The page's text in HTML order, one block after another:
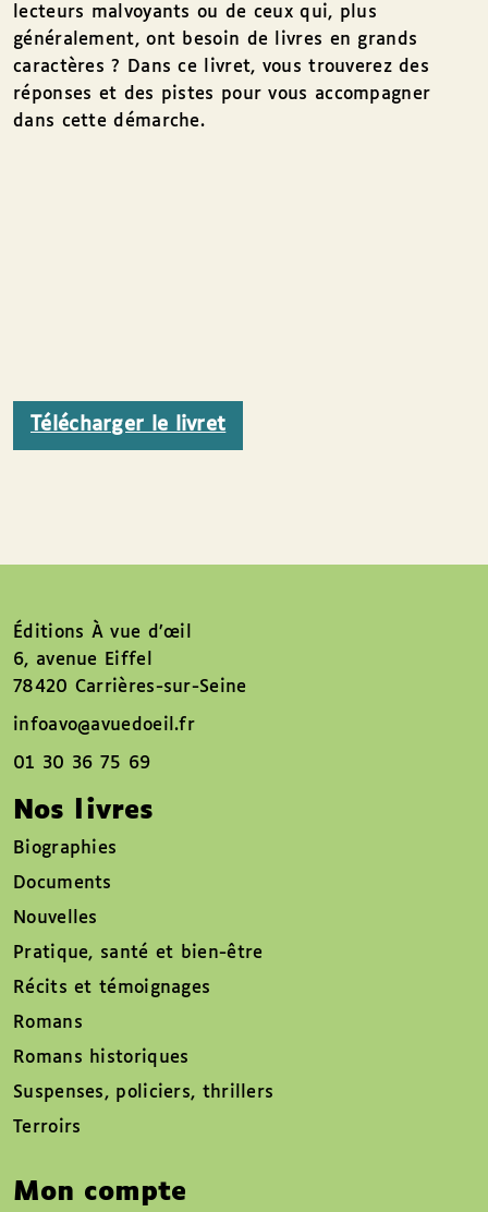
lecteurs malvoyants ou de ceux qui, plus
généralement, ont besoin de livres en grands
caractères ? Dans ce livret, vous trouverez des
réponses et des pistes pour vous accompagner
dans cette démarche.
Télécharger le livret
Éditions À vue d’œil
6, avenue Eiffel
78420 Carrières-sur-Seine
infoavo@avuedoeil.fr
01 30 36 75 69
Nos livres
Biographies
Documents
Nouvelles
Pratique, santé et bien-être
Récits et témoignages
Romans
Romans historiques
Suspenses, policiers, thrillers
Terroirs
Mon compte